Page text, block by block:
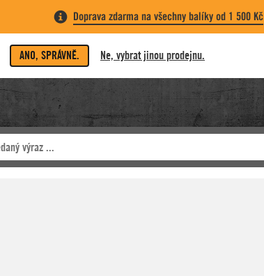
Doprava zdarma na všechny balíky od 1 500 Kč
ANO, SPRÁVNĚ. Ne, vybrat jinou prodejnu.